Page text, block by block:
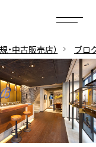
・中古販売店） ブロ